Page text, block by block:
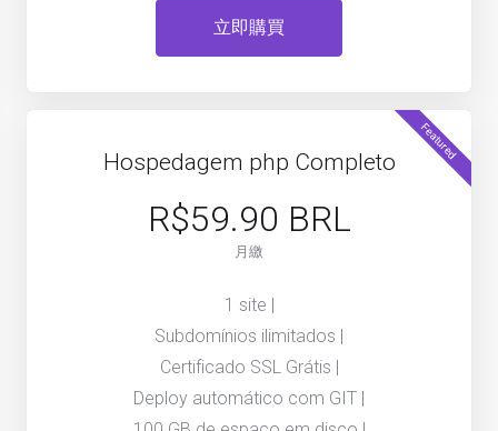
立即購買
Featured
Hospedagem php Completo
R$59.90 BRL
月繳
1 site |
Subdomínios ilimitados |
Certificado SSL Grátis |
Deploy automático com GIT |